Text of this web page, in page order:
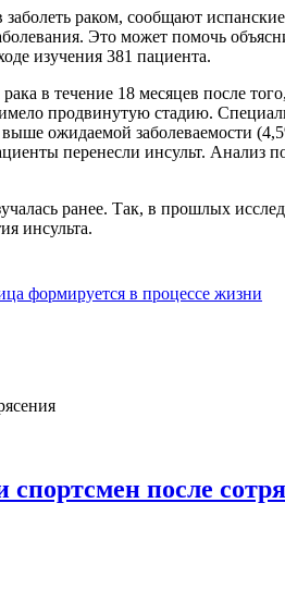
раком, сообщают
Это может помочь
изучения 381 пациента.
в течение 18 месяцев после
продвинутую стадию.
ожидаемой заболеваемости
перенесли инсульт. Анализ
ранее. Так, в прошлых
инсульта.
формируется в процессе жизни
спортсмен после